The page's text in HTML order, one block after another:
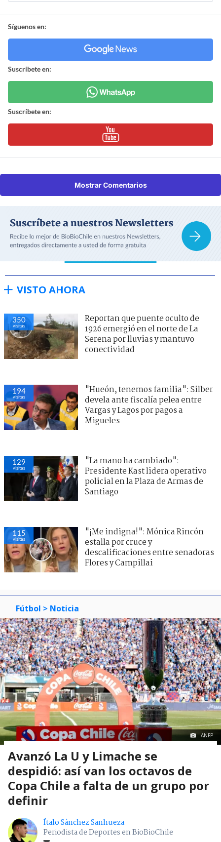
Síguenos en:
Suscríbete en:
Suscríbete en:
Mostrar Comentarios
VISTO AHORA
350
visitas
Reportan que puente oculto de
1926 emergió en el norte de La
Serena por lluvias y mantuvo
conectividad
194
visitas
"Hueón, tenemos familia": Silber
devela ante fiscalía pelea entre
Vargas y Lagos por pagos a
Migueles
129
visitas
"La mano ha cambiado":
Presidente Kast lidera operativo
policial en la Plaza de Armas de
Santiago
115
visitas
"¡Me indigna!": Mónica Rincón
estalla por cruce y
descalificaciones entre senadoras
Flores y Campillai
Fútbol > Noticia
ANFP
Avanzó La U y Limache se
despidió: así van los octavos de
Copa Chile a falta de un grupo por
definir
Ítalo Sánchez Sanhueza
Periodista de Deportes en BioBioChile